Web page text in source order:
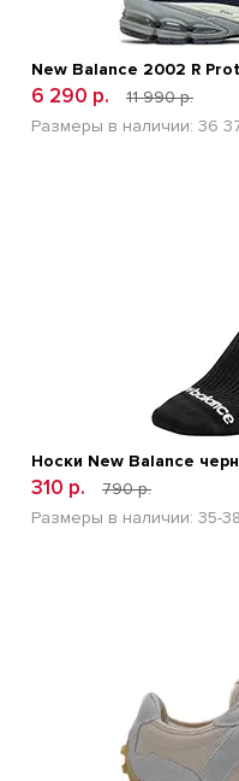
New Balance 2002 R
6 290 р.
11 990 р.
Размеры в наличии: 36
Носки New Balance
310 р.
790 р.
Размеры в наличии: 35-38